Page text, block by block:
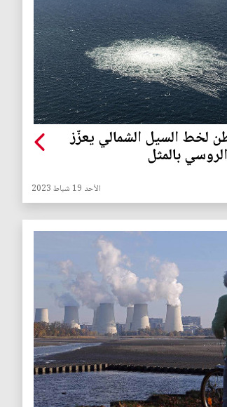
لخط السيل الشمالي يعزّز
بالمثل
الأحد 19 شباط 2023